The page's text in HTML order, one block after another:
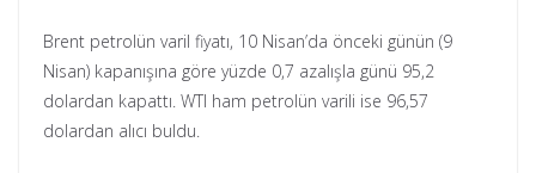
Brent petrolün varil fiyatı, 10 Nisan’da önceki günün (9
Nisan) kapanışına göre yüzde 0,7 azalışla günü 95,2
dolardan kapattı. WTI ham petrolün varili ise 96,57
dolardan alıcı buldu.